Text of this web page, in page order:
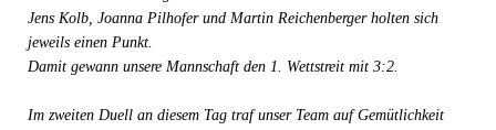
Jens Kolb, Joanna Pilhofer und Martin Reichenberger holten sich
jeweils einen Punkt.
Damit gewann unsere Mannschaft den 1. Wettstreit mit 3:2.
Im zweiten Duell an diesem Tag traf unser Team auf Gemütlichkeit